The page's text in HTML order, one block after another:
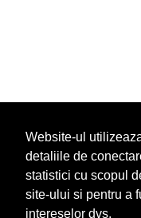
Website-ul
detaliile de
statistici cu scopul
site-ului si pentru a
intereselor dvs.